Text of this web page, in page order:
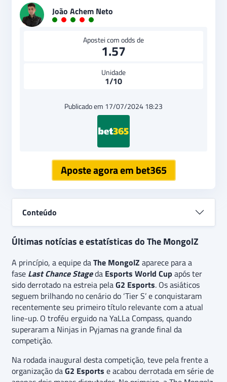
João Achem Neto
Apostei com odds de
1.57
Unidade
1/10
Publicado em 17/07/2024 18:23
Aposte agora em bet365
Conteúdo
Últimas notícias e estatísticas do The MongolZ
A princípio, a equipe daThe MongolZ aparece para a
fase Last Chance Stageda Esports World Cup após ter
sido derrotado na estreia pelaG2 Esports. Os asiáticos
seguem brilhando no cenário do ‘Tier S’ e conquistaram
recentemente seu primeiro título relevante com a atual
line-up. O troféu erguido na YaLLa Compass, quando
superaram a Ninjas in Pyjamas na grande final da
competição.
Na rodada inaugural desta competição, teve pela frente a
organização daG2 Esports e acabou derrotada em série de